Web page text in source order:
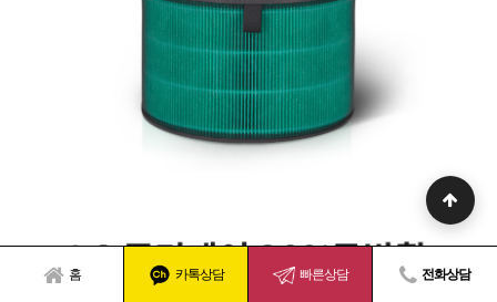
홈 카톡상담 빠른상담 전화상담